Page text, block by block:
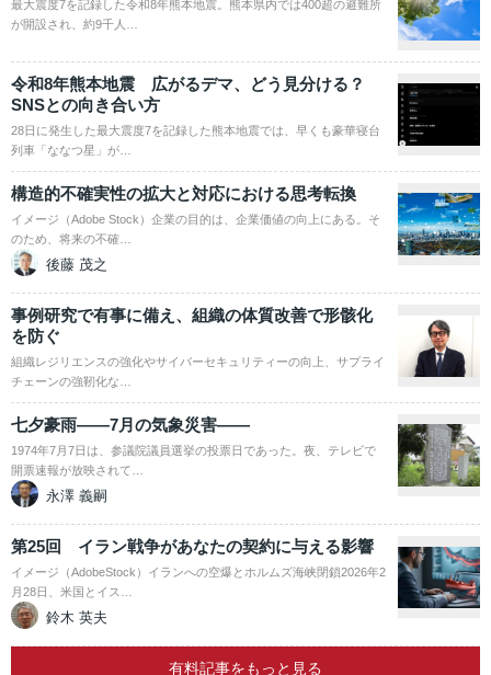
最大震度7を記録した令和8年熊本地震。熊本県内では400超の避難所
が開設され、約9千人…
令和8年熊本地震 広がるデマ、どう見分ける？
SNSとの向き合い方
28日に発生した最大震度7を記録した熊本地震では、早くも豪華寝台
列車「ななつ星」が…
構造的不確実性の拡大と対応における思考転換
イメージ（Adobe Stock）企業の目的は、企業価値の向上にある。そ
のため、将来の不確…
後藤 茂之
事例研究で有事に備え、組織の体質改善で形骸化
を防ぐ
組織レジリエンスの強化やサイバーセキュリティーの向上、サプライ
チェーンの強靭化な…
七夕豪雨――7月の気象災害――
1974年7月7日は、参議院議員選挙の投票日であった。夜、テレビで
開票速報が放映されて…
永澤 義嗣
第25回 イラン戦争があなたの契約に与える影響
イメージ（AdobeStock）イランへの空爆とホルムズ海峡閉鎖2026年2
月28日、米国とイス…
鈴木 英夫
有料記事をもっと見る